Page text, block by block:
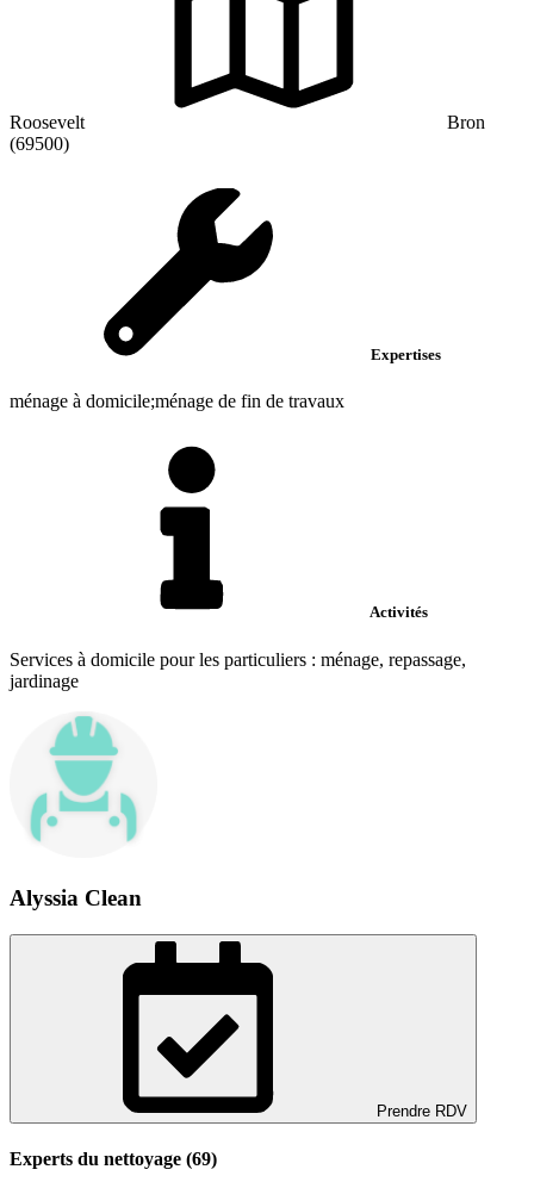
Roosevelt
Bron
(69500)
Expertises
ménage à domicile;ménage de fin de travaux
Activités
Services à domicile pour les particuliers : ménage, repassage,
jardinage
Alyssia Clean
Prendre RDV
Experts du nettoyage (69)